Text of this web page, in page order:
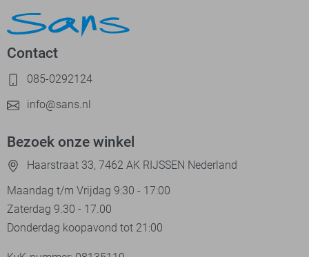
Contact
085-0292124
info@sans.nl
Bezoek onze winkel
Haarstraat 33, 7462 AK RIJSSEN Nederland
Maandag t/m Vrijdag 9:30 - 17:00
Zaterdag 9.30 - 17.00
Donderdag koopavond tot 21:00